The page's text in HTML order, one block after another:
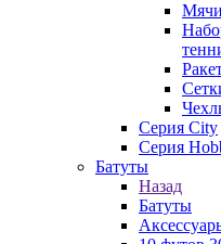
Мячи
Серия City
Серия
Батуты
Назад
Батуты